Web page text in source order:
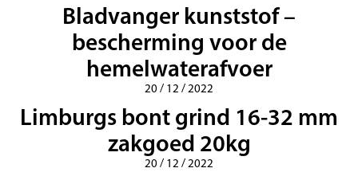
Bladvanger kunststof –
bescherming voor de
hemelwaterafvoer
20 / 12 / 2022
Limburgs bont grind 16-32 mm
zakgoed 20kg
20 / 12 / 2022